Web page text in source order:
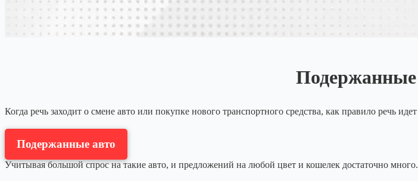
Подержанные
Когда речь заходит о смене авто или покупке нового транспортного средства, как правило речь
Подержанные авто
Учитывая большой спрос на такие авто, и предложений на любой цвет и кошелек достаточно много.